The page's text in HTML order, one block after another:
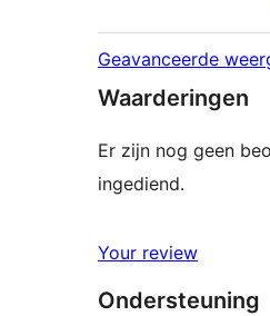
Geavanceerde
Waarderingen
Er zijn nog geen
ingediend.
Your review
Ondersteuning